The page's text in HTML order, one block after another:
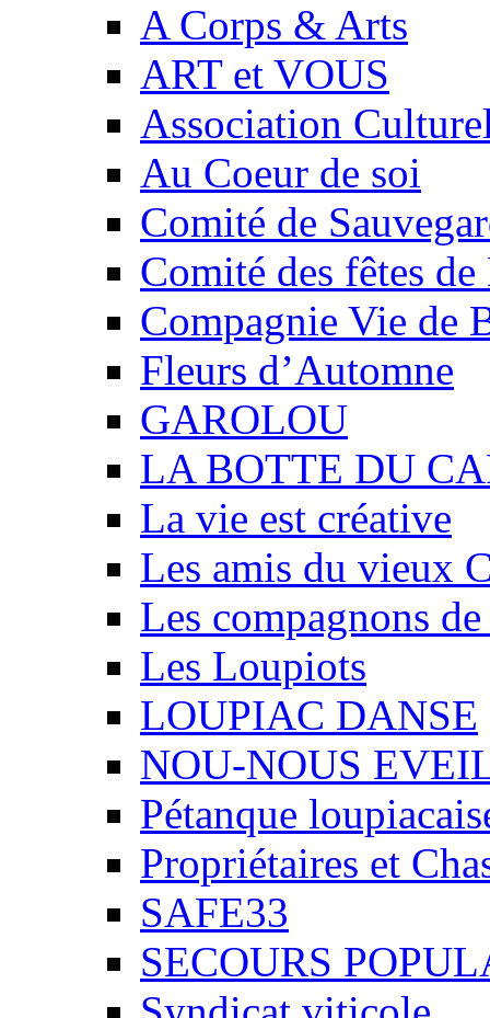
A Corps & Arts
ART et VOUS
Association
Au Coeur de soi
Comité de
Comité des fêtes
Compagnie Vie de
Fleurs d’Automne
GAROLOU
LA BOTTE DU
La vie est créative
Les amis du vieux
Les compagnons
Les Loupiots
LOUPIAC DANSE
NOU-NOUS
Pétanque
Propriétaires et
SAFE33
SECOURS